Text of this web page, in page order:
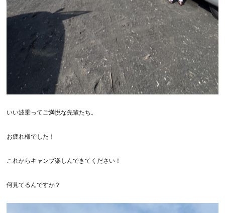
いい波乗ってご満悦な先輩たち。
お疲れ様でした！
これからキャンプ楽しんできてください！
何見てるんですか？